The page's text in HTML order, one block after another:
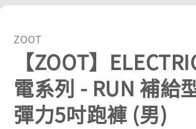
ZOOT
【ZOOT】
電系列 - RUN 補給
彈力5吋跑褲 (男)